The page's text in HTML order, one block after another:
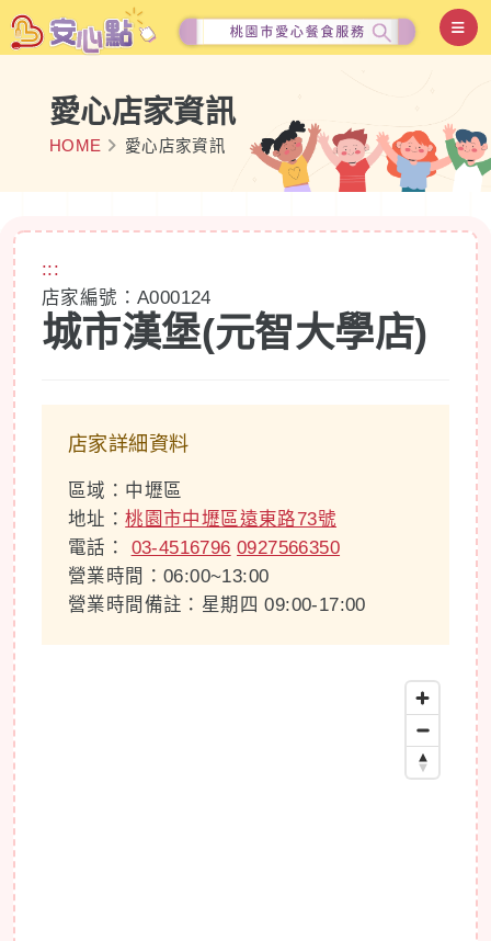
愛心店家資訊
HOME 愛心店家資訊
:::
店家編號：A000124
城市漢堡(元智大學店)
店家詳細資料
區域：中壢區
地址：桃園市中壢區遠東路73號
電話： 03-4516796 0927566350
營業時間：06:00~13:00
營業時間備註：星期四 09:00-17:00